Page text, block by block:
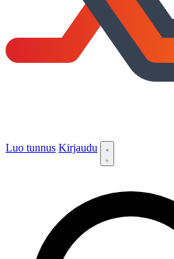
Luo tunnus Kirjaudu